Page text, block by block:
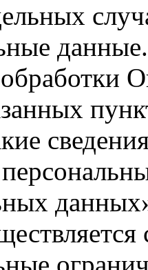
данные.